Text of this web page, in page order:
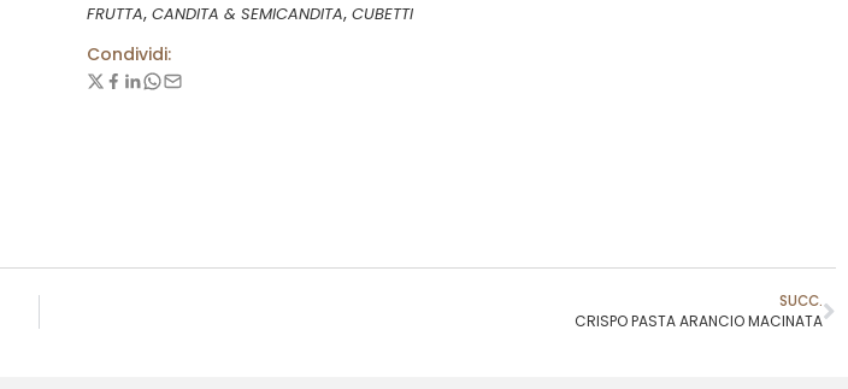
FRUTTA, CANDITA & SEMICANDITA, CUBETTI
Condividi:
SUCC.
CRISPO PASTA ARANCIO MACINATA